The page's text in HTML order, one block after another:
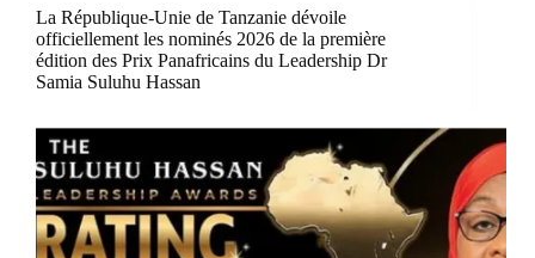
La République-Unie de Tanzanie dévoile
officiellement les nominés 2026 de la première
édition des Prix Panafricains du Leadership Dr
Samia Suluhu Hassan